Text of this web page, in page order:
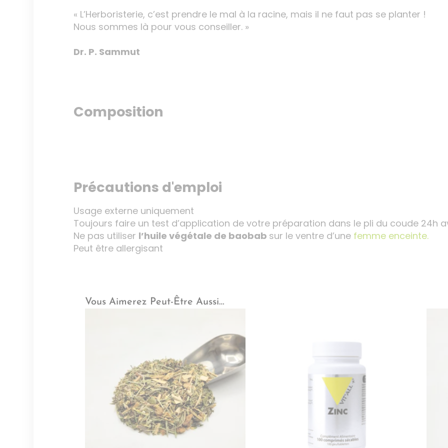
« L’Herboristerie, c’est prendre le mal à la racine, mais il ne faut pas se planter !
Nous sommes là pour vous conseiller. »
Dr. P. Sammut
Composition
Précautions d'emploi
Usage externe uniquement
Toujours faire un test d’application de votre préparation dans le pli du coude 24h
Ne pas utiliser l’huile végétale de baobab sur le ventre d’une femme enceinte.
Peut être allergisant
Vous Aimerez Peut-Être Aussi…